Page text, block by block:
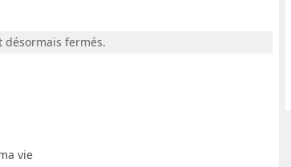
désormais fermés.
vie